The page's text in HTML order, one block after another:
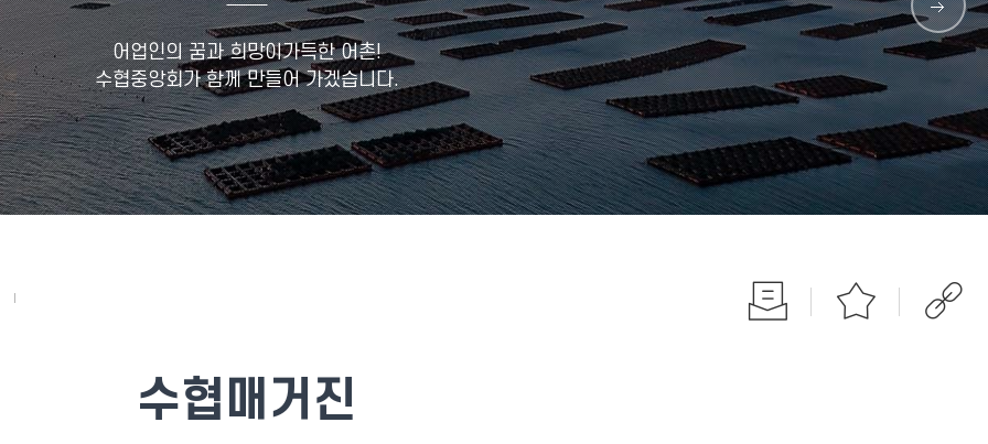
어업인의 꿈과 희망이가득한 어촌!
수협중앙회가 함께 만들어 가겠습니다.
수협매거진